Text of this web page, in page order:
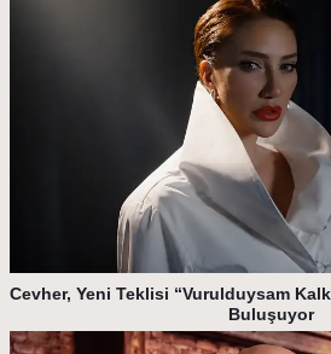
Cevher, Yeni Teklisi “Vurulduysam
Buluşuyor